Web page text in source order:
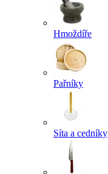
Hmoždíře
Pařníky
Síta a cedníky